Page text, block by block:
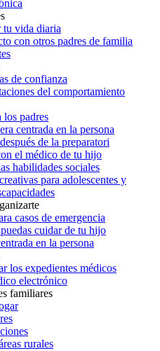
tu vida diaria
con otros padres de familia
de confianza
del comportamiento
los padres
centrada en la persona
de la preparatori
el médico de tu hijo
habilidades sociales
para adolescentes y
casos de emergencia
cuidar de tu hijo
en la persona
los expedientes médicos
electrónico
familiares
rurales